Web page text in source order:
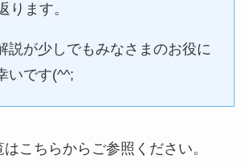
ります。
説が少しでもみなさまのお役に
いです(^^;
こちらからご参照ください。